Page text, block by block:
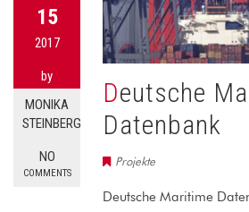
15
2017
by
MONIKA
STEINBERG
NO
COMMENTS
Deutsche Maritime
Datenbank
Projekte
Deutsche Maritime